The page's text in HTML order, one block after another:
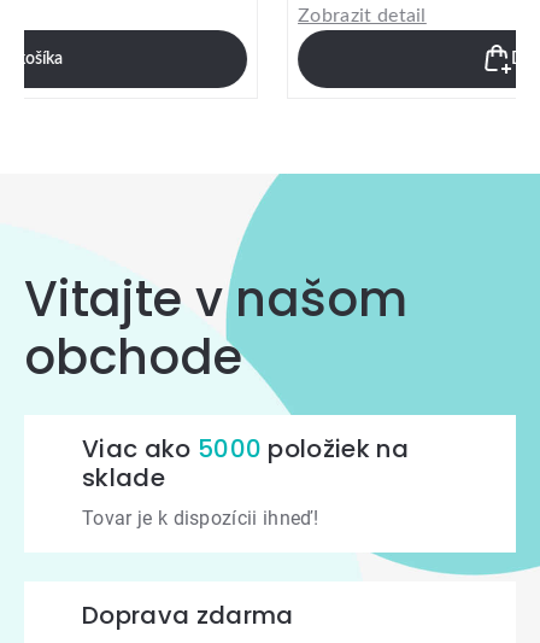
Do košíka
Vitajte v našom
obchode
Viac ako 5000 položiek na
sklade
Tovar je k dispozícii ihneď!
Doprava zdarma